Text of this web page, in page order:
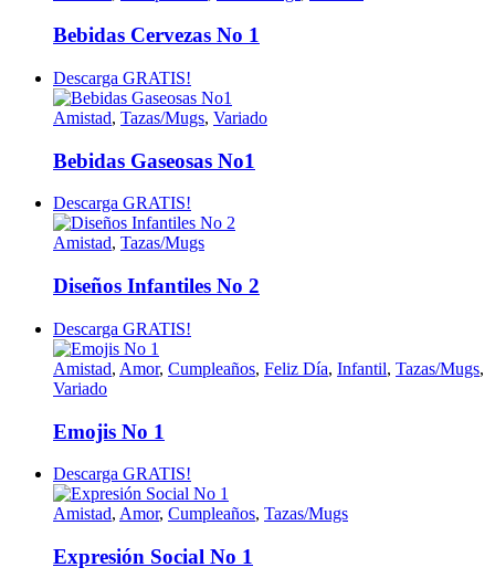
Bebidas Cervezas No 1
Descarga GRATIS!
Amistad, Tazas/Mugs, Variado
Bebidas Gaseosas No1
Descarga GRATIS!
Amistad, Tazas/Mugs
Diseños Infantiles No 2
Descarga GRATIS!
Amistad, Amor, Cumpleaños, Feliz Día, Infantil, Tazas/Mugs,
Variado
Emojis No 1
Descarga GRATIS!
Amistad, Amor, Cumpleaños, Tazas/Mugs
Expresión Social No 1